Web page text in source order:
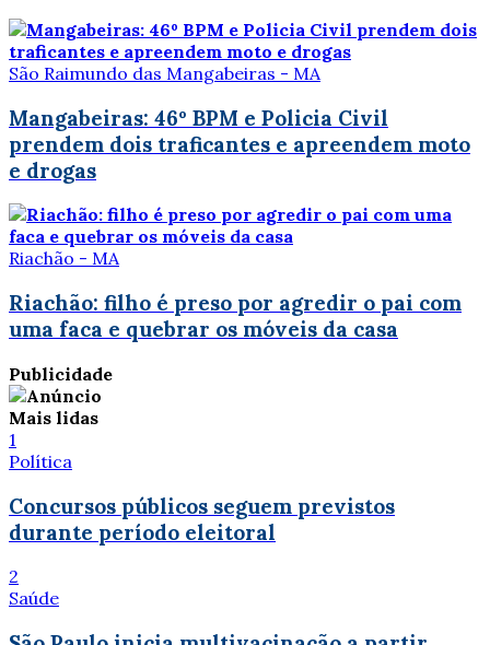
São Raimundo das Mangabeiras - MA
Mangabeiras: 46º BPM e Policia Civil
prendem dois traficantes e apreendem moto
e drogas
Riachão - MA
Riachão: filho é preso por agredir o pai com
uma faca e quebrar os móveis da casa
Publicidade
Mais lidas
1
Política
Concursos públicos seguem previstos
durante período eleitoral
2
Saúde